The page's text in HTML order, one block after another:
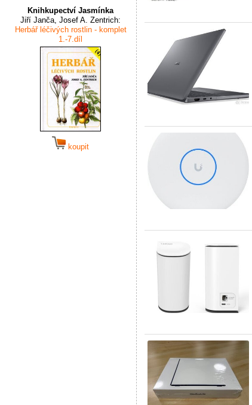
Knihkupectví Jasmínka
Jiří Janča, Josef A. Zentrich:
Herbář léčivých rostlin - komplet
1.-7.díl
koupit